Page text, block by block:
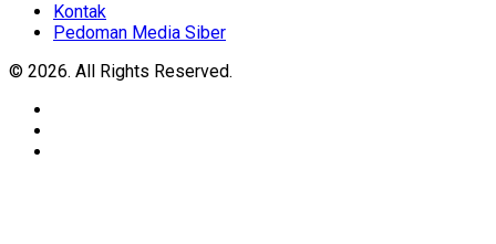
Kontak
Pedoman Media Siber
© 2026. All Rights Reserved.